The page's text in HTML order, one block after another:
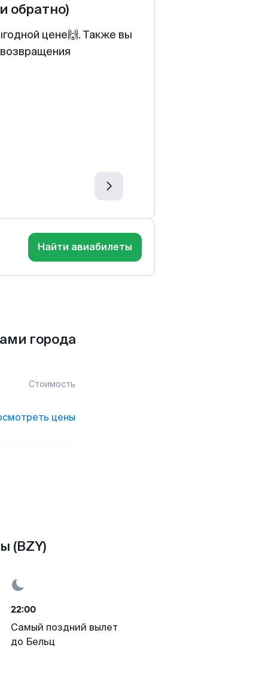
обратно)
цене🙌. Также вы
Найти авиабилеты
города
Стоимость
цены
(BZY)
22:00
Самый поздний вылет
до Бельц